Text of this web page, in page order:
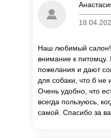
Наш любимый салон!
внимание к питомцу.
пожелания и дают
для собаки, что б не
Очень удобно, что
всегда пользуюсь,
самой. Спасибо за